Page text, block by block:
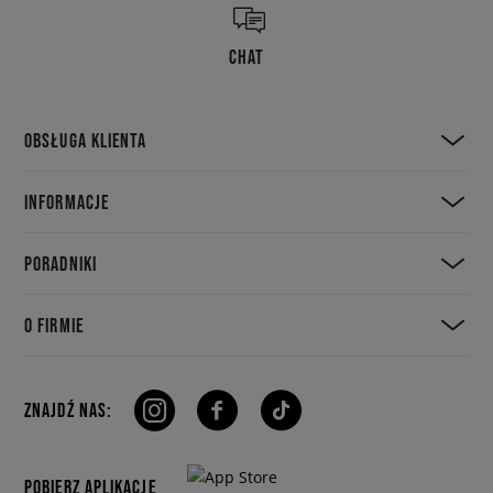
CHAT
OBSŁUGA KLIENTA
INFORMACJE
PORADNIKI
O FIRMIE
ZNAJDŹ NAS:
POBIERZ APLIKACJE